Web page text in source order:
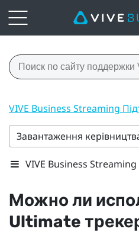
VIVE Business Streaming
Завантаження
VIVE Business
Можно ли
Ultimate